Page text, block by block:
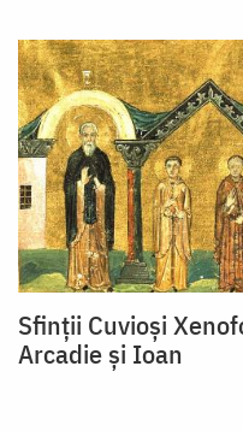
Sfinții Cuvioși
Arcadie și Ioan